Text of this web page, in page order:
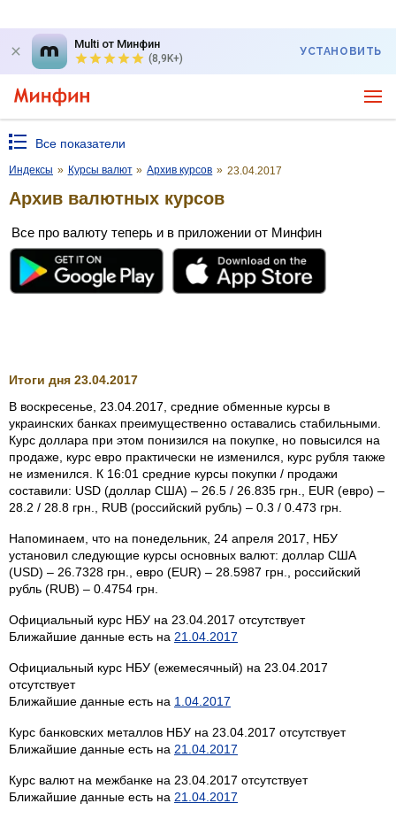
Multi от Минфин
(8,9K+)
УСТАНОВИТЬ
Все показатели
Индексы » Курсы валют » Архив курсов » 23.04.2017
Архив валютных курсов
Все про валюту теперь и в приложении от Минфин
Итоги дня 23.04.2017
В воскресенье, 23.04.2017, средние обменные курсы в
украинских банках преимущественно оставались стабильными.
Курс доллара при этом понизился на покупке, но повысился на
продаже, курс евро практически не изменился, курс рубля также
не изменился. К 16:01 средние курсы покупки / продажи
составили: USD (доллар США) – 26.5 / 26.835 грн., EUR (евро) –
28.2 / 28.8 грн., RUB (российский рубль) – 0.3 / 0.473 грн.
Напоминаем, что на понедельник, 24 апреля 2017, НБУ
установил следующие курсы основных валют: доллар США
(USD) – 26.7328 грн., евро (EUR) – 28.5987 грн., российский
рубль (RUB) – 0.4754 грн.
Официальный курс НБУ на 23.04.2017 отсутствует
Ближайшие данные есть на 21.04.2017
Официальный курс НБУ (ежемесячный) на 23.04.2017
отсутствует
Ближайшие данные есть на 1.04.2017
Курс банковских металлов НБУ на 23.04.2017 отсутствует
Ближайшие данные есть на 21.04.2017
Курс валют на межбанке на 23.04.2017 отсутствует
Ближайшие данные есть на 21.04.2017